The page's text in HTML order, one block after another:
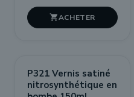

P321 Vernis satiné
nitrosynthétique en